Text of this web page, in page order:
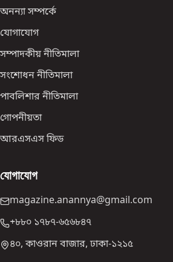
অনন্যা সম্পর্কে
যোগাযোগ
সম্পাদকীয় নীতিমালা
সংশোধন নীতিমালা
পাবলিশার নীতিমালা
গোপনীয়তা
আরএসএস ফিড
যোগাযোগ
magazine.anannya@gmail.com
+৮৮০ ১৭৮৭-৬৫৬৮৪৭
৪০, কাওরান বাজার, ঢাকা-১২১৫